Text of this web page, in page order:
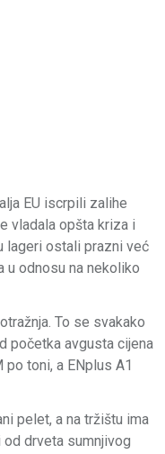
EU iscrpili zalihe
vladala opšta kriza i
lageri ostali prazni već
u odnosu na nekoliko
To se svakako
početka avgusta cijena
toni, a ENplus A1
pelet, a na tržištu ima
drveta sumnjivog